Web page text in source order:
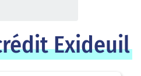
Exideuil